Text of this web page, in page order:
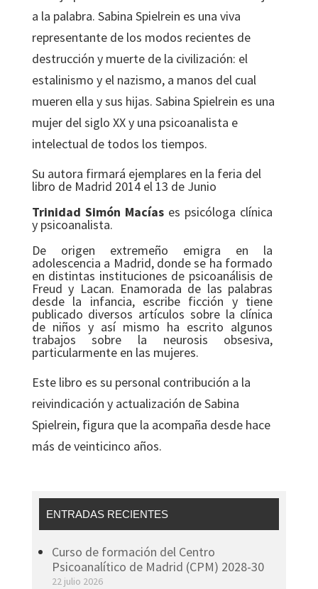
a la palabra. Sabina Spielrein es una viva
representante de los modos recientes de
destrucción y muerte de la civilización: el
estalinismo y el nazismo, a manos del cual
mueren ella y sus hijas. Sabina Spielrein es una
mujer del siglo XX y una psicoanalista e
intelectual de todos los tiempos.
Su autora firmará ejemplares en la feria del
libro de Madrid 2014 el 13 de Junio
Trinidad Simón Macías es psicóloga clínica
y psicoanalista.
De origen extremeño emigra en la
adolescencia a Madrid, donde se ha formado
en distintas instituciones de psicoanálisis de
Freud y Lacan. Enamorada de las palabras
desde la infancia, escribe ficción y tiene
publicado diversos artículos sobre la clínica
de niños y así mismo ha escrito algunos
trabajos sobre la neurosis obsesiva,
particularmente en las mujeres.
Este libro es su personal contribución a la
reivindicación y actualización de Sabina
Spielrein, figura que la acompaña desde hace
más de veinticinco años.
ENTRADAS RECIENTES
Curso de formación del Centro
Psicoanalítico de Madrid (CPM) 2028-30
22 julio 2026